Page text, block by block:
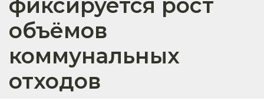
фиксируется рост
объёмов
коммунальных
отходов